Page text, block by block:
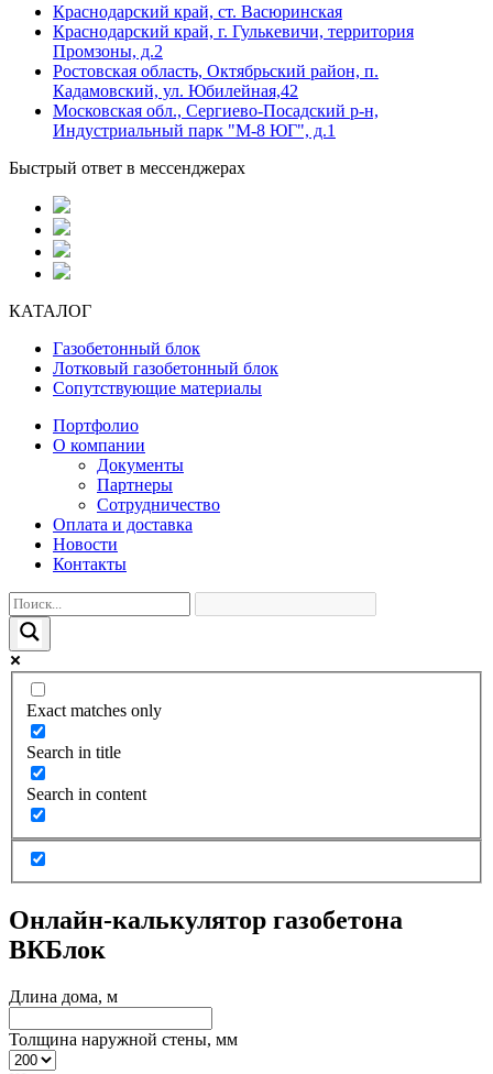
Краснодарский край, ст. Васюринская
Краснодарский край, г. Гулькевичи, территория
Промзоны, д.2
Ростовская область, Октябрьский район, п.
Кадамовский, ул. Юбилейная,42
Московская обл., Сергиево-Посадский р-н,
Индустриальный парк "М-8 ЮГ", д.1
Быстрый ответ в мессенджерах
КАТАЛОГ
Газобетонный блок
Лотковый газобетонный блок
Сопутствующие материалы
Портфолио
О компании
Документы
Партнеры
Сотрудничество
Оплата и доставка
Новости
Контакты
Exact matches only
Search in title
Search in content
Онлайн-калькулятор газобетона
ВКБлок
Длина дома, м
Толщина наружной стены, мм